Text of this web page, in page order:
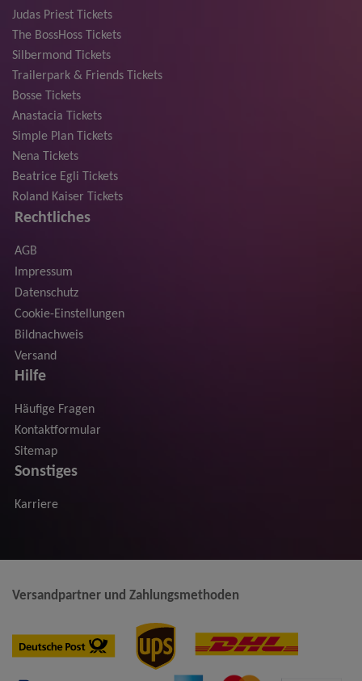
Judas Priest Tickets
The BossHoss Tickets
Silbermond Tickets
Trailerpark & Friends Tickets
Bosse Tickets
Anastacia Tickets
Simple Plan Tickets
Nena Tickets
Beatrice Egli Tickets
Roland Kaiser Tickets
Rechtliches
AGB
Impressum
Datenschutz
Cookie-Einstellungen
Bildnachweis
Versand
Hilfe
Häufige Fragen
Kontaktformular
Sitemap
Sonstiges
Karriere
Versandpartner und Zahlungsmethoden